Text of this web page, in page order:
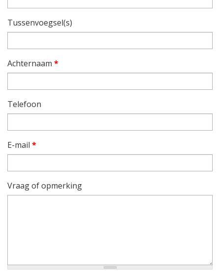
Tussenvoegsel(s)
Achternaam *
Telefoon
E-mail *
Vraag of opmerking